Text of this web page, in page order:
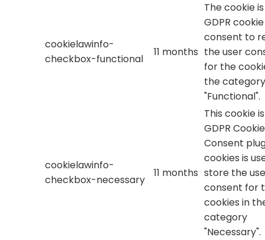
cookielawinfo-
checkbox-functional
11 months
The cookie
GDPR cookie
consent to
the user
for the
the category
"Functional".
cookielawinfo-
checkbox-necessary
11 months
This cookie
GDPR Cookie
Consent
cookies is
store the
consent for
cookies in
category
"Necessary".